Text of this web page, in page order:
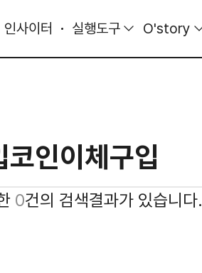
인사이터 실행도구 O'story
0건의 검색결과가 있습니다.